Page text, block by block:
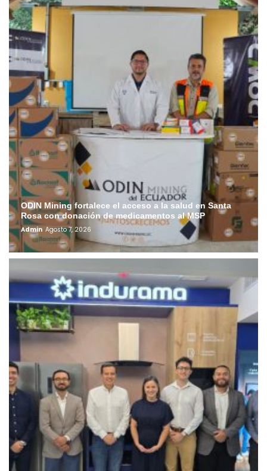
ODIN Mining fortalece el acceso a la salud en Santa
Rosa con donación de medicamentos al MSP
Admin Agosto 7, 2026